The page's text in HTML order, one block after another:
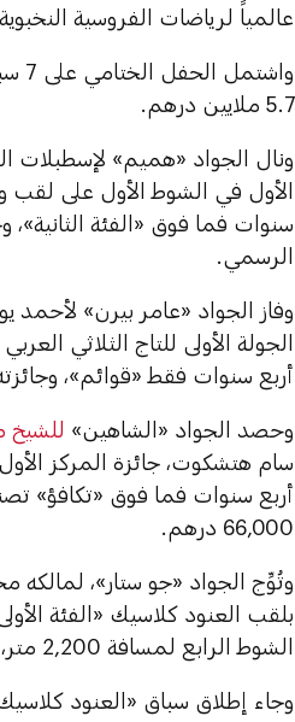
عالمياً لرياضات الفروسية
5.7 ملايين درهم.
ونال الجواد «هميم» لإسطبلات
الرسمي.
وفاز الجواد «عامر بيرن»
أربع سنوات فقط «قوائم»، وجائزته 230,000
وحصد الجواد «الشاهين» للشيخ
66,000 درهم.
وتُوِّج الجواد «جو ستار»، لمالكه
الشوط الرابع لمسافة 2,200 متر، وجائزته مليون درهم.
وجاء إطلاق سباق «العنود